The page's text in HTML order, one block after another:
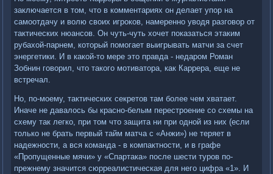
заключается в том, что в комментариях он делает упор на
самоотдачу и волю своих игроков, намеренно уводя разговор от
тактических нюансов. Он чуть-чуть хочет показаться этаким
рубахой-парнем, который помогает выигрывать матчи за счет
энергетики. И в какой-то мере это правда - недаром Роман
Зобнин говорил, что такого мотиватора, как Каррера, еще не
встречал.
Но, по-моему, тактических секретов там более чем хватает.
Иначе не давалось бы красно-белым перестроение со схемы на
схему так легко, при том что защита ни при одной из них (если
только не брать первый тайм матча с «Анжи») не теряет в
надежности, а вся команда - в компактности, и в графе
«Пропущенные мячи» у «Спартака» после шести туров по-
прежнему значится сюрреалистическая для него цифра «1». И